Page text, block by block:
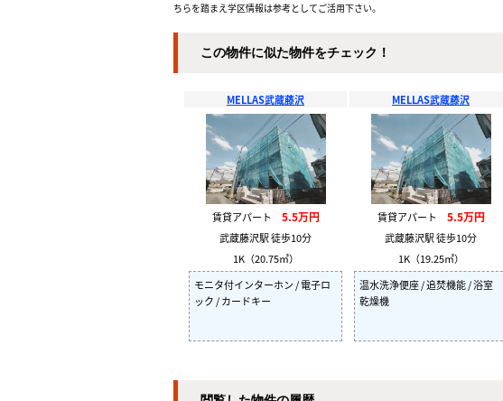
ちらを踏まえ学区情報は参考としてご活用下さい。
この物件に似た物件をチェック！
MELLAS武蔵藤沢
賃貸アパート 5.5万円
武蔵藤沢駅 徒歩10分
1K（20.75㎡）
モニタ付インターホン / 電子ロ
ック / カードキー
MELLAS武蔵藤沢
賃貸アパート 5.5万円
武蔵藤沢駅 徒歩10分
1K（19.25㎡）
温水洗浄便座 / 追焚機能 / 浴室
乾燥機